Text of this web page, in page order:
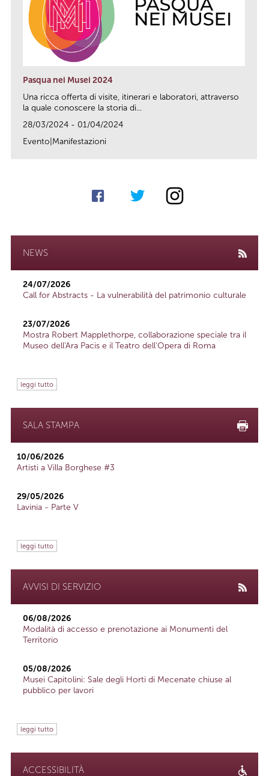
Pasqua nei Musei 2024
Una ricca offerta di visite, itinerari e laboratori, attraverso
la quale conoscere la storia di...
28/03/2024 - 01/04/2024
Evento|Manifestazioni
NEWS
24/07/2026
Call for Abstracts - La vulnerabilità del patrimonio culturale
23/07/2026
Mostra Robert Mapplethorpe, collaborazione speciale tra il
Museo dell'Ara Pacis e il Teatro dell'Opera di Roma
leggi tutto
SALA STAMPA
10/06/2026
Artisti a Villa Borghese #3
29/05/2026
Lavinia - Parte V
leggi tutto
AVVISI DI SERVIZIO
06/08/2026
Modalità di accesso e prenotazione ai Monumenti del
Territorio
05/08/2026
Musei Capitolini: Sale degli Horti di Mecenate chiuse al
pubblico per lavori
leggi tutto
ACCESSIBILITÀ